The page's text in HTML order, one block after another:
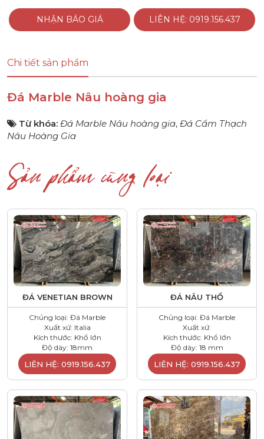
NHẬN BÁO GIÁ LIÊN HỆ: 0919.156.437
Chi tiết sản phẩm
Đá Marble Nâu hoàng gia
Từ khóa: Đá Marble Nâu hoàng gia, Đá Cẩm Thạch
Nâu Hoàng Gia
Sản phẩm cùng loại
ĐÁ VENETIAN BROWN
Chủng loại: Đá Marble
Xuất xứ: Italia
Kích thước: Khổ lớn
Độ dày: 18mm
LIÊN HỆ: 0919.156.437
ĐÁ NÂU THỔ
Chủng loại: Đá Marble
Xuất xứ:
Kích thước: Khổ lớn
Độ dày: 18 mm
LIÊN HỆ: 0919.156.437